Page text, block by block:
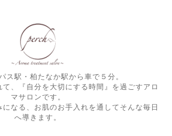
ス駅・柏たなか駅から車で５分。
、『自分を大切にする時間』を過ごすアロ
マサロンです。
なる、お肌のお手入れを通してそんな毎日
へ導きます。